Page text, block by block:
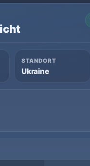
STANDORT
Ukraine